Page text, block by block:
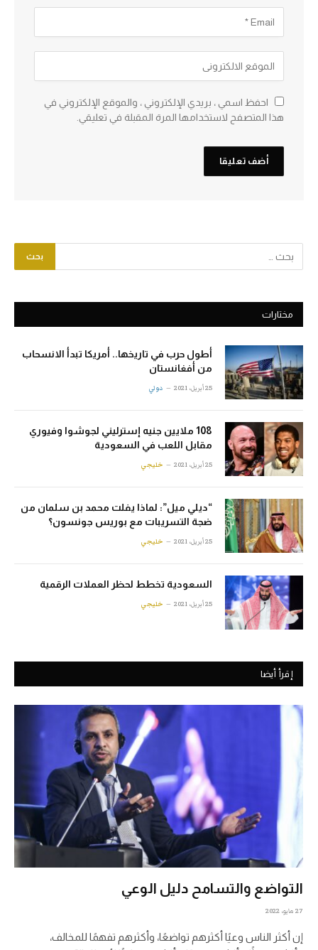
احفظ اسمي ، بريدي الإلكتروني ، والموقع الإلكتروني في
هذا المتصفح لاستخدامها المرة المقبلة في تعليقي.
مختارات
أطول حرب في تاريخها.. أمريكا تبدأ الانسحاب
من أفغانستان
25 أبريل، 2021 دولي
108 ملايين جنيه إسترليني لجوشوا وفيوري
مقابل اللعب في السعودية
25 أبريل، 2021 خليجي
“ديلي ميل”: لماذا يفلت محمد بن سلمان من
ضجة التسريبات مع بوريس جونسون؟
25 أبريل، 2021 خليجي
السعودية تخطط لحظر العملات الرقمية
25 أبريل، 2021 خليجي
إقرأ أيضا
التواضع والتسامح دليل الوعي
27 مايو، 2022
إن أكثر الناس وعيًا أكثرهم تواضعًا، وأكثرهم تفهمًا للمخالف،